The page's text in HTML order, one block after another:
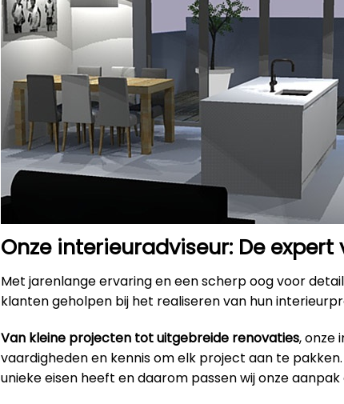
Onze interieuradviseur: De expert
Met jarenlange ervaring en een scherp oog voor
klanten geholpen bij het realiseren van hun
Van kleine projecten tot uitgebreide renovaties, onze
vaardigheden en kennis om elk project aan te
unieke eisen heeft en daarom passen wij onze